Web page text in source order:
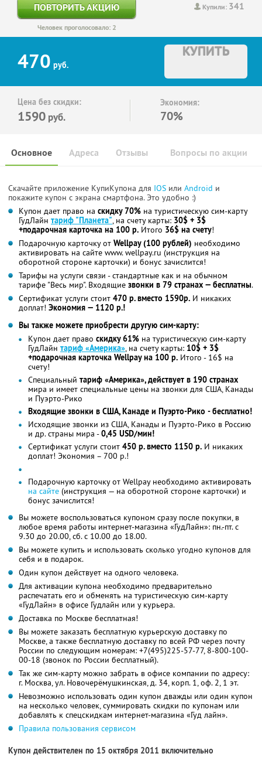
Купили: 341
ПОВТОРИТЬ АКЦИЮ
Человек проголосовало: 2
470 руб.
КУПИТЬ
Цена без скидки:
1590 руб.
Экономия:
70%
Основное Отзывы Вопросы по акции
Адреса
Скачайте приложение КупиКупона для IOS или Android и
покажите купон с экрана смартфона. Это удобно :)
Купон дает право на скидку 70% на туристическую сим-карту
ГудЛайн тариф "Планета", на счету карты: 30$ + 3$
+подарочная карточка на 100 р. Итого 36$ на счету!
Подарочную карточку от Wellpay (100 рублей) необходимо
активировать на сайте www. wellpay.ru (инструкция на
оборотной стороне карточки) и бонус зачислится!
Тарифы на услуги связи - стандартные как и на обычном
тарифе "Весь мир". Входящие звонки в 79 странах — бесплатны.
Сертификат услуги стоит 470 р. вместо 1590р. И никаких
доплат! Экономия — 1120 р.!
Вы также можете приобрести другую сим-карту:
Купон дает право скидку 61% на туристическую сим-карту
ГудЛайн тариф «Америка», на счету карты: 10$ + 3$
+подарочная карточка Wellpay на 100 р. Итого - 16$ на
счету!
Специальный тариф «Америка», действует в 190 странах
мира и имеет специальные цены на звонки для США, Канады
и Пуэрто-Рико
Входящие звонки в США, Канаде и Пуэрто-Рико - бесплатно!
Исходящие звонки из США, Канады и Пуэрто-Рико в Россию
и др. страны мира -0,45 USD/мин!
Сертификат услуги стоит 450 р. вместо 1150 р. И никаких
доплат! Экономия – 700 р.!
Подарочную карточку от Wellpay необходимо активировать
на сайте (инструкция — на оборотной стороне карточки) и
бонус зачислится!
Вы можете воспользоваться купоном сразу после покупки, в
любое время работы интернет-магазина «ГудЛайн»: пн.-пт. с
9.30 до 20.00, сб. с 10.00 до 18.00.
Вы можете купить и использовать сколько угодно купонов для
себя и в подарок.
Один купон действует на одного человека.
Для активации купона необходимо предварительно
распечатать его и обменять на туристическую сим-карту
«ГудЛайн» в офисе Гудлайн или у курьера.
Доставка по Москве бесплатная!
Вы можете заказать бесплатную курьерскую доставку по
Москве, а также бесплатную доставку по всей РФ через почту
России по следующим номерам: +7(495)225-57-77, 8-800-100-
00-18 (звонок по России бесплатный).
Так же сим-карту можно забрать в офисе компании по адресу:
г. Москва, ул. Новочерёмушкинская, д. 34, корп. 1, оф. 2, 1 эт.
Невозможно использовать один купон дважды или один купон
на несколько человек, суммировать скидки по купонам или
добавлять к спецскидкам интернет-магазина «Гуд лайн».
Правила пользования сервисом
Купон действителен по 15 октября 2011 включительно